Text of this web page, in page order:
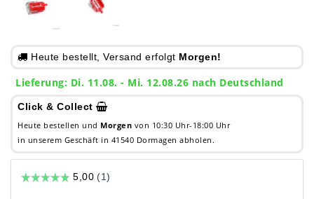
Heute bestellt, Versand erfolgt Morgen!
Lieferung: Di. 11.08. - Mi. 12.08.26 nach Deutschland
Click & Collect
Heute bestellen und Morgen von 10:30 Uhr-18:00 Uhr
in unserem Geschäft in 41540 Dormagen abholen.